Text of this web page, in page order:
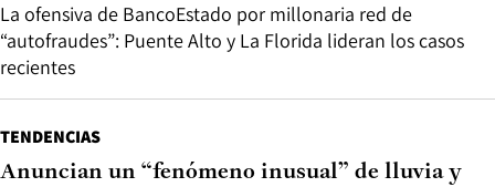
La ofensiva de BancoEstado por millonaria red de
“autofraudes”: Puente Alto y La Florida lideran los casos
recientes
TENDENCIAS
Anuncian un “fenómeno inusual” de lluvia y